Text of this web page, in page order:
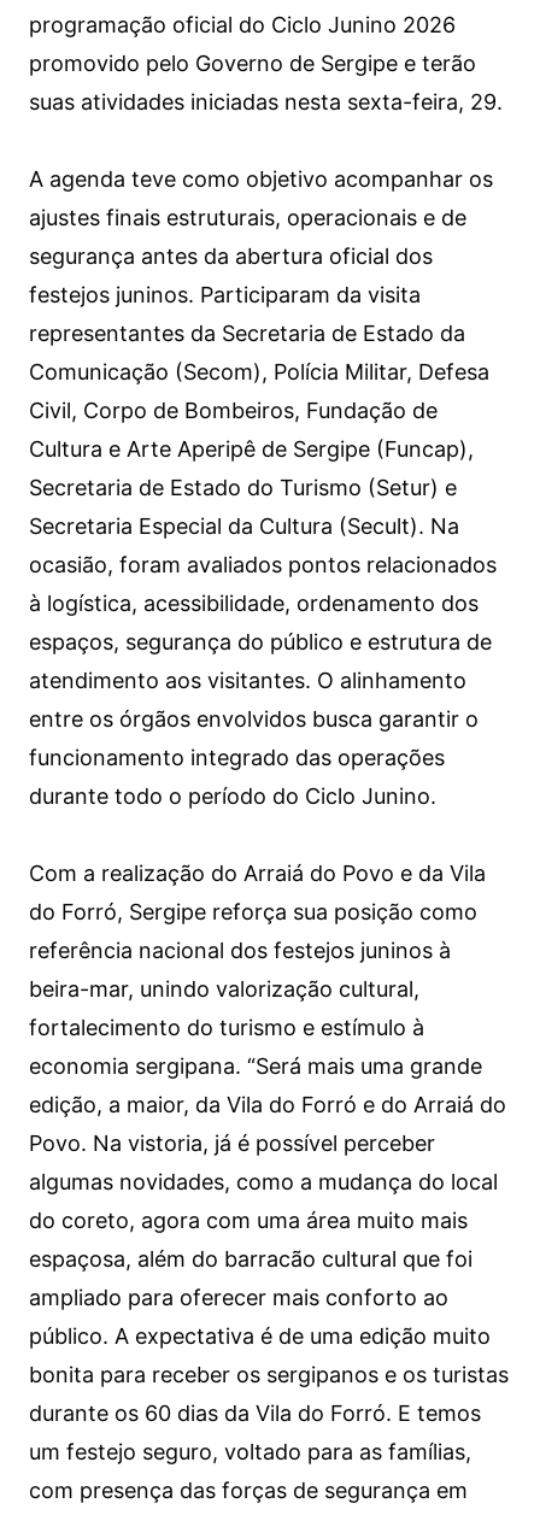
programação oficial do Ciclo Junino 2026
promovido pelo Governo de Sergipe e terão
suas atividades iniciadas nesta sexta-feira, 29.
A agenda teve como objetivo acompanhar os
ajustes finais estruturais, operacionais e de
segurança antes da abertura oficial dos
festejos juninos. Participaram da visita
representantes da Secretaria de Estado da
Comunicação (Secom), Polícia Militar, Defesa
Civil, Corpo de Bombeiros, Fundação de
Cultura e Arte Aperipê de Sergipe (Funcap),
Secretaria de Estado do Turismo (Setur) e
Secretaria Especial da Cultura (Secult). Na
ocasião, foram avaliados pontos relacionados
à logística, acessibilidade, ordenamento dos
espaços, segurança do público e estrutura de
atendimento aos visitantes. O alinhamento
entre os órgãos envolvidos busca garantir o
funcionamento integrado das operações
durante todo o período do Ciclo Junino.
Com a realização do Arraiá do Povo e da Vila
do Forró, Sergipe reforça sua posição como
referência nacional dos festejos juninos à
beira-mar, unindo valorização cultural,
fortalecimento do turismo e estímulo à
economia sergipana. “Será mais uma grande
edição, a maior, da Vila do Forró e do Arraiá do
Povo. Na vistoria, já é possível perceber
algumas novidades, como a mudança do local
do coreto, agora com uma área muito mais
espaçosa, além do barracão cultural que foi
ampliado para oferecer mais conforto ao
público. A expectativa é de uma edição muito
bonita para receber os sergipanos e os turistas
durante os 60 dias da Vila do Forró. E temos
um festejo seguro, voltado para as famílias,
com presença das forças de segurança em